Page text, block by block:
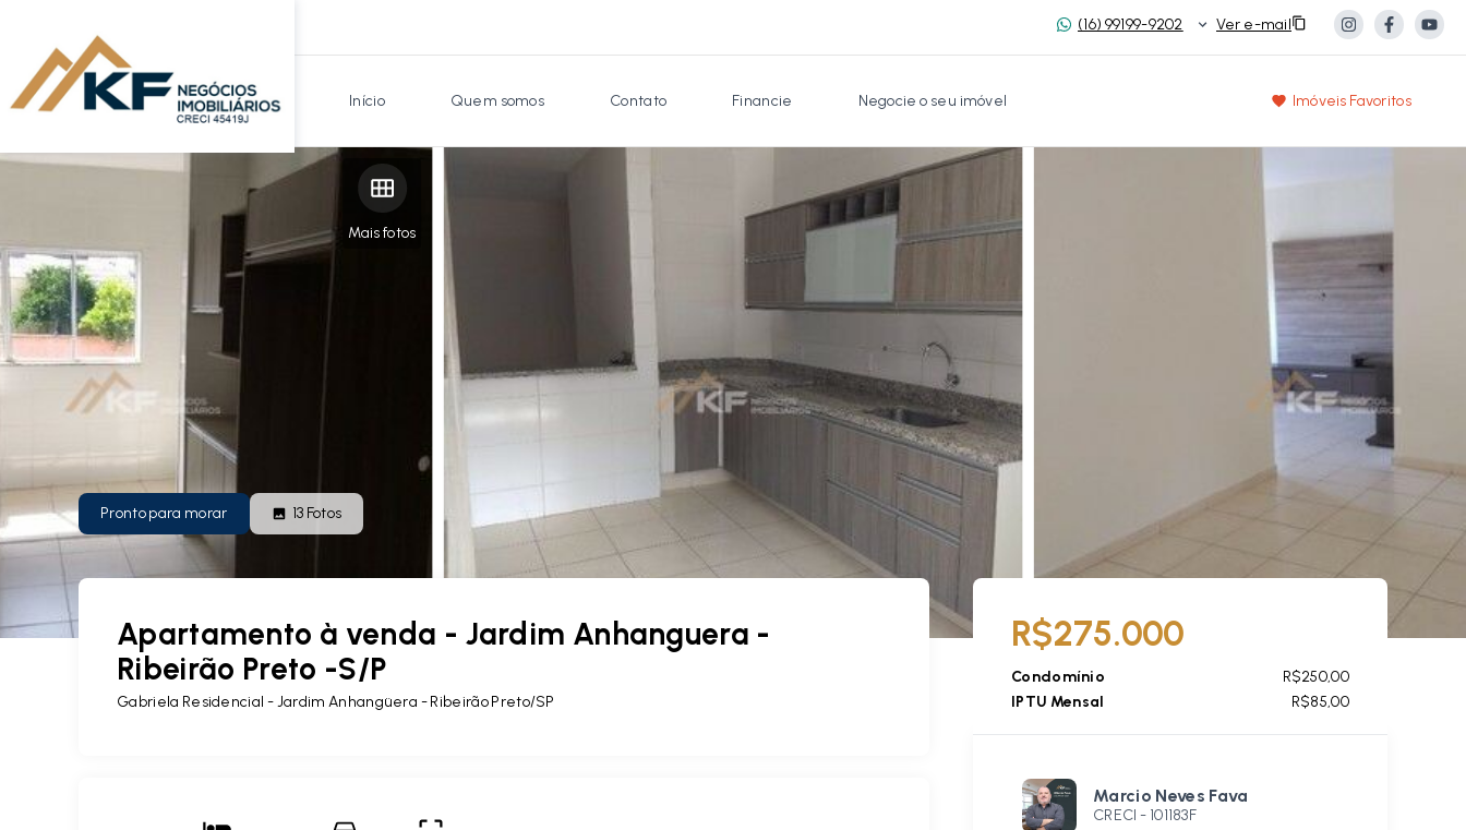
(16) 99199-9202 Ver e-mail
Início Quem somos Contato Financie Negocie o seu imóvel Imóveis Favoritos
Mais fotos
Pronto para morar 13 Fotos
Apartamento à venda - Jardim Anhanguera -
Ribeirão Preto -S/P
Gabriela Residencial -Jardim Anhangüera - Ribeirão Preto/SP
R$275.000
Condomínio
R$250,00
IPTU Mensal
R$85,00
Marcio Neves Fava
CRECI - 101183F